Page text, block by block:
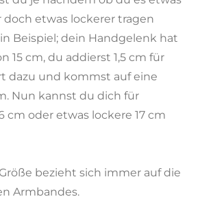
etwas lockerer tragen
Beispiel; dein Handgelenk hat
15 cm, du addierst 1,5 cm für
dazu und kommst auf eine
Nun kannst du dich für
cm oder etwas lockere 17 cm
bezieht sich immer auf die
Armbandes.